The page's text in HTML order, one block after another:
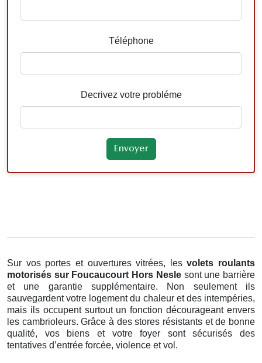
Téléphone
Decrivez votre probléme
Sur vos portes et ouvertures vitrées, lesvolets roulants
motorisés sur Foucaucourt Hors Nesle sont une barrière
et une garantie supplémentaire. Non seulement ils
sauvegardent votre logement du chaleur et des intempéries,
mais ils occupent surtout un fonction décourageant envers
les cambrioleurs. Grâce à des stores résistants et de bonne
qualité, vos biens et votre foyer sont sécurisés des
tentatives d’entrée forcée, violence et vol.